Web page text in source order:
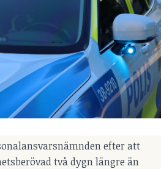
efter att
två dygn längre än